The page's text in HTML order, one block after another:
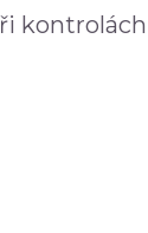
kontrolách